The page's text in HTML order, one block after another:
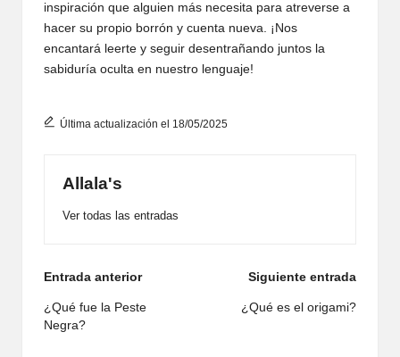
inspiración que alguien más necesita para atreverse a
hacer su propio borrón y cuenta nueva. ¡Nos
encantará leerte y seguir desentrañando juntos la
sabiduría oculta en nuestro lenguaje!
Última actualización el 18/05/2025
Allala's
Ver todas las entradas
Navegación
de
entradas
Entrada anterior
¿Qué fue la Peste
Negra?
Siguiente entrada
¿Qué es el origami?